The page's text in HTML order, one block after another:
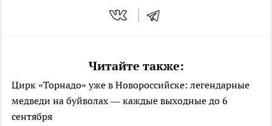
Читайте также:
Цирк «Торнадо» уже в Новороссийске: легендарные
медведи на буйволах — каждые выходные до 6
сентября